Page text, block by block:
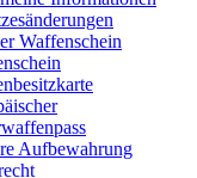
Waffenschein
Aufbewahrung